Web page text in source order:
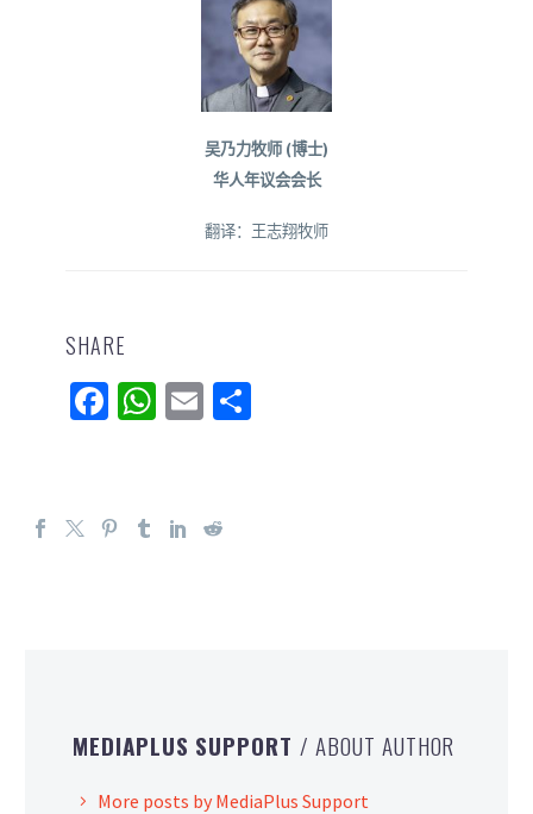
吴乃力牧师 (博士)
华人年议会会长
翻译：王志翔牧师
SHARE
Facebook
WhatsApp
Email
MEDIAPLUS SUPPORT / ABOUT AUTHOR
More posts by MediaPlus Support